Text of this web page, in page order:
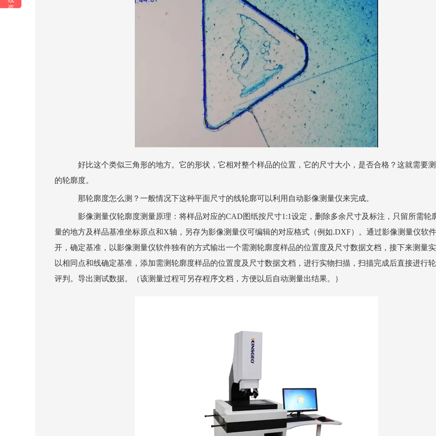
好比这个类似三角形的地方。它的形状，它相对整个样品的位置，它的尺寸大小，是否合格？这就需要
的轮廓度。
那轮廓度怎么测？一般情况下这种平面尺寸的线轮廓可以利用自动影像测量仪来完成。
影像测量仪轮廓度测量原理：将样品对应的CAD图纸按尺寸1:1设定，删除多余尺寸及标注，只留所需轮
量的地方及样品基准坐标原点和X轴，另存为影像测量仪可编辑的对应格式（例如.DXF）。通过影像测量仪软
开，确定基准，以影像测量仪软件独有的方式输出一个需测轮廓度样品的位置度及尺寸数据文档，接下来测量实
以相同点和线确定基准，添加需测轮廓度样品的位置度及尺寸数据文档，进行实物扫描，扫描完成后直接进行
评判。导出测试数据。（该测量过程可另存程序文档，方便以后自动测量出结果。）
咨